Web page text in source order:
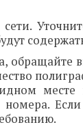
сети.